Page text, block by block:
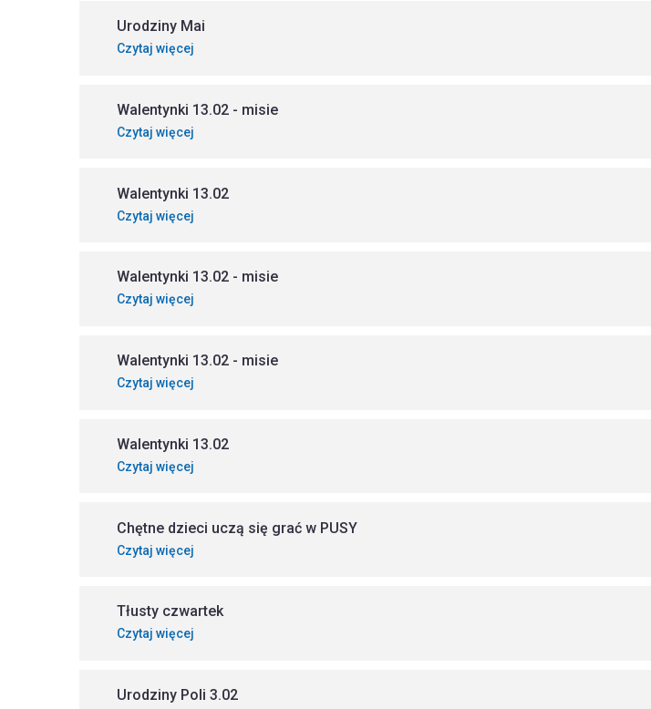
Urodziny Mai
Czytaj więcej
Walentynki 13.02 - misie
Czytaj więcej
Walentynki 13.02
Czytaj więcej
Walentynki 13.02 - misie
Czytaj więcej
Walentynki 13.02 - misie
Czytaj więcej
Walentynki 13.02
Czytaj więcej
Chętne dzieci uczą się grać w PUSY
Czytaj więcej
Tłusty czwartek
Czytaj więcej
Urodziny Poli 3.02